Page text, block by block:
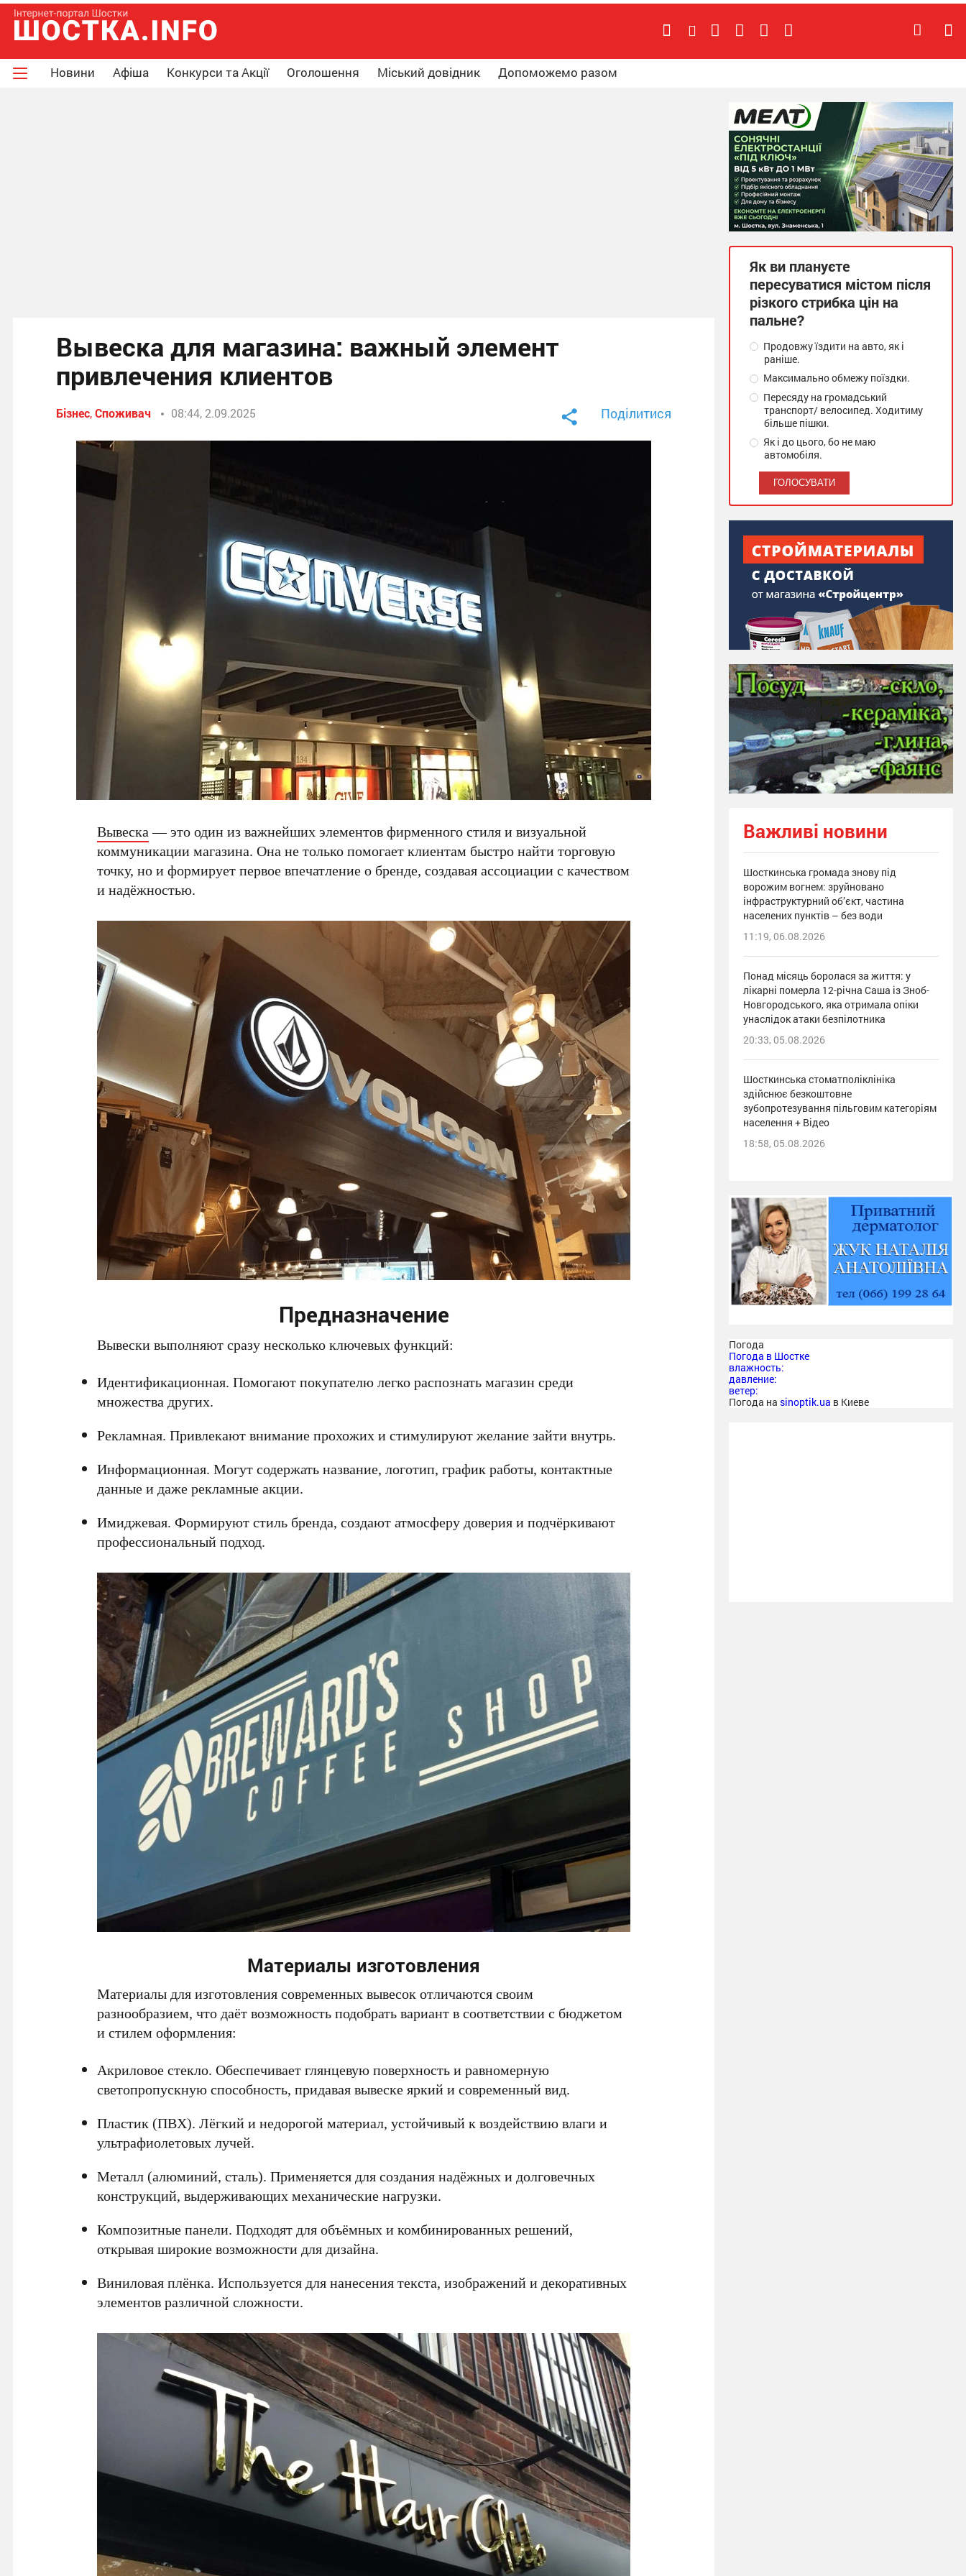
Новини Афіша Конкурси та Акції Оголошення Міський довідник Допоможемо разом
Вывеска для магазина: важный элемент
привлечения клиентов
Бізнес,Споживач 08:44, 2.09.2025 Поділитися
Вывеска— это один из важнейших элементов фирменного стиля и визуальной
коммуникации магазина. Она не только помогает клиентам быстро найти торговую
точку, но и формирует первое впечатление о бренде, создавая ассоциации с качеством
и надёжностью.
Предназначение
Вывески выполняют сразу несколько ключевых функций:
Идентификационная. Помогают покупателю легко распознать магазин среди
множества других.
Рекламная. Привлекают внимание прохожих и стимулируют желание зайти внутрь.
Информационная. Могут содержать название, логотип, график работы, контактные
данные и даже рекламные акции.
Имиджевая. Формируют стиль бренда, создают атмосферу доверия и подчёркивают
профессиональный подход.
Материалы изготовления
Материалы для изготовления современных вывесок отличаются своим
разнообразием, что даёт возможность подобрать вариант в соответствии с бюджетом
и стилем оформления:
Акриловое стекло. Обеспечивает глянцевую поверхность и равномерную
светопропускную способность, придавая вывеске яркий и современный вид.
Пластик (ПВХ). Лёгкий и недорогой материал, устойчивый к воздействию влаги и
ультрафиолетовых лучей.
Металл (алюминий, сталь). Применяется для создания надёжных и долговечных
конструкций, выдерживающих механические нагрузки.
Композитные панели. Подходят для объёмных и комбинированных решений,
открывая широкие возможности для дизайна.
Виниловая плёнка. Используется для нанесения текста, изображений и декоративных
элементов различной сложности.
Як ви плануєте
пересуватися містом після
різкого стрибка цін на
пальне?
Продовжу їздити на авто, як і
раніше.
Максимально обмежу поїздки.
Пересяду на громадський
транспорт/ велосипед. Ходитиму
більше пішки.
Як і до цього, бо не маю
автомобіля.
Важливі новини
Шосткинська громада знову під
ворожим вогнем: зруйновано
інфраструктурний об’єкт, частина
населених пунктів – без води
11:19, 06.08.2026
Понад місяць боролася за життя: у
лікарні померла 12-річна Саша із Зноб-
Новгородського, яка отримала опіки
унаслідок атаки безпілотника
20:33, 05.08.2026
Шосткинська стоматполіклініка
здійснює безкоштовне
зубопротезування пільговим категоріям
населення + Відео
18:58, 05.08.2026
Погода
Погода в Шостке
влажность:
давление:
ветер:
Погода на sinoptik.ua в Киеве